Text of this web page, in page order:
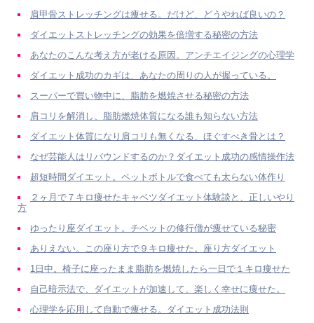
肩甲骨ストレッチングは痩せる。だけど、どうやれば良いの？
ダイエットストレッチングの効果を倍増する秘密の方法
あなたのこんな考え方が老ける原因。アンチエイジングの心理学
ダイエット成功のカギは、あなたの周りの人が握っている。
スーパーで買い物中に、脂肪を燃焼させる秘密の方法
肩コリを解消し、脂肪燃焼体質になる誰も知らない方法
ダイエット体質になり肩コリも無くなる、ほぐすべき骨とは？
なぜ芸能人はリバウンドするのか？ダイエット成功の感情操作法
超短時間ダイエット。ペットボトルで食べても太らない体作り
２ヶ月で７キロ痩せたキャベツダイエット体験談と、正しいやり
方
ゆったり座ダイエット。チベットの修行僧が痩せている秘密
ありえない。この座り方で９キロ痩せた。座り方ダイエット
1日中。椅子に座ったまま脂肪を燃焼したら一日で１キロ痩せた
自己暗示法で、ダイエットが加速して、楽しく幸せに痩せた。
心理学を応用して自動で痩せる。ダイエット成功法則